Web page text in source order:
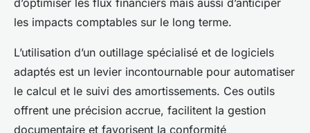
les impacts comptables sur le long terme.
L’utilisation d’un outillage spécialisé et de logiciels
adaptés est un levier incontournable pour automatiser
le calcul et le suivi des amortissements. Ces outils
offrent une précision accrue, facilitent la gestion
documentaire et favorisent la conformité